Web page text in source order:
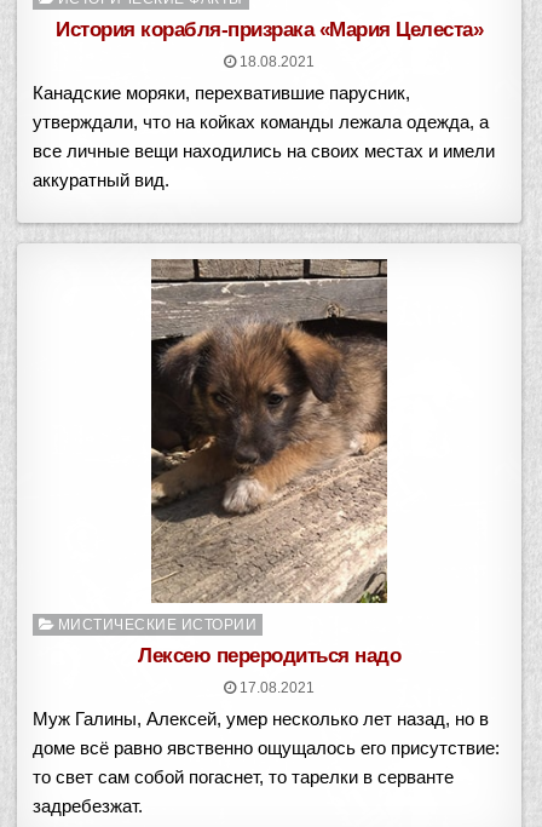
История корабля-призрака «Мария Целеста»
18.08.2021
Канадские моряки, перехватившие парусник,
утверждали, что на койках команды лежала одежда, а
все личные вещи находились на своих местах и имели
аккуратный вид.
Опубликовано
МИСТИЧЕСКИЕ ИСТОРИИ
Лексею переродиться надо
17.08.2021
Муж Галины, Алексей, умер несколько лет назад, но в
доме всё равно явственно ощущалось его присутствие:
то свет сам собой погаснет, то тарелки в серванте
задребезжат.